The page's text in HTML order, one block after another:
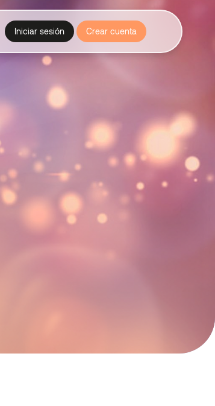
Iniciar sesión Crear cuenta